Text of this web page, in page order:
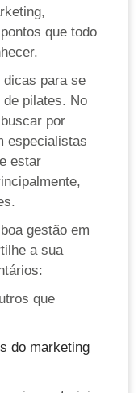
que todo
dicas para se
pilates. No
por
especialistas
estar
gestão em
a sua
que
do marketing